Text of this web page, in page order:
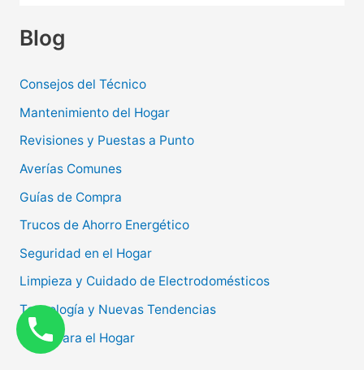
Blog
Consejos del Técnico
Mantenimiento del Hogar
Revisiones y Puestas a Punto
Averías Comunes
Guías de Compra
Trucos de Ahorro Energético
Seguridad en el Hogar
Limpieza y Cuidado de Electrodomésticos
Tecnología y Nuevas Tendencias
Ideas para el Hogar